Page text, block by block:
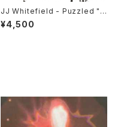
JJ Whitefield - Puzzled "L
P"
¥4,500